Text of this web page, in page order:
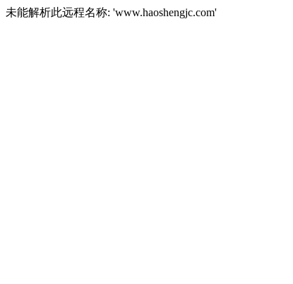
未能解析此远程名称: 'www.haoshengjc.com'